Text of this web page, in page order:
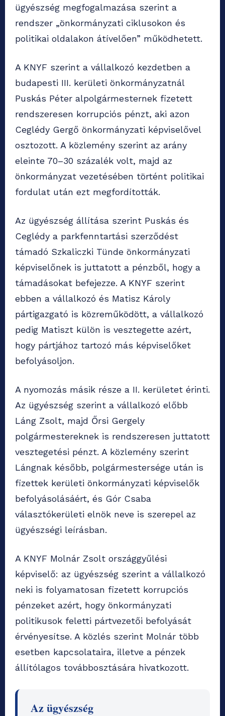
ügyészség megfogalmazása szerint a
rendszer „önkormányzati ciklusokon és
politikai oldalakon átívelően” működhetett.
A KNYF szerint a vállalkozó kezdetben a
budapesti III. kerületi önkormányzatnál
Puskás Péter alpolgármesternek fizetett
rendszeresen korrupciós pénzt, aki azon
Ceglédy Gergő önkormányzati képviselővel
osztozott. A közlemény szerint az arány
eleinte 70–30 százalék volt, majd az
önkormányzat vezetésében történt politikai
fordulat után ezt megfordították.
Az ügyészség állítása szerint Puskás és
Ceglédy a parkfenntartási szerződést
támadó Szkaliczki Tünde önkormányzati
képviselőnek is juttatott a pénzből, hogy a
támadásokat befejezze. A KNYF szerint
ebben a vállalkozó és Matisz Károly
pártigazgató is közreműködött, a vállalkozó
pedig Matiszt külön is vesztegette azért,
hogy pártjához tartozó más képviselőket
befolyásoljon.
A nyomozás másik része a II. kerületet érinti.
Az ügyészség szerint a vállalkozó előbb
Láng Zsolt, majd Őrsi Gergely
polgármestereknek is rendszeresen juttatott
vesztegetési pénzt. A közlemény szerint
Lángnak később, polgármestersége után is
fizettek kerületi önkormányzati képviselők
befolyásolásáért, és Gór Csaba
választókerületi elnök neve is szerepel az
ügyészségi leírásban.
A KNYF Molnár Zsolt országgyűlési
képviselő: az ügyészség szerint a vállalkozó
neki is folyamatosan fizetett korrupciós
pénzeket azért, hogy önkormányzati
politikusok feletti pártvezetői befolyását
érvényesítse. A közlés szerint Molnár több
esetben kapcsolataira, illetve a pénzek
állítólagos továbbosztására hivatkozott.
Az ügyészség